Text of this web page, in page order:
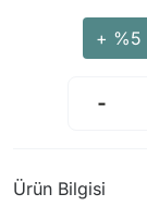
+ %5
Ürün Bilgisi